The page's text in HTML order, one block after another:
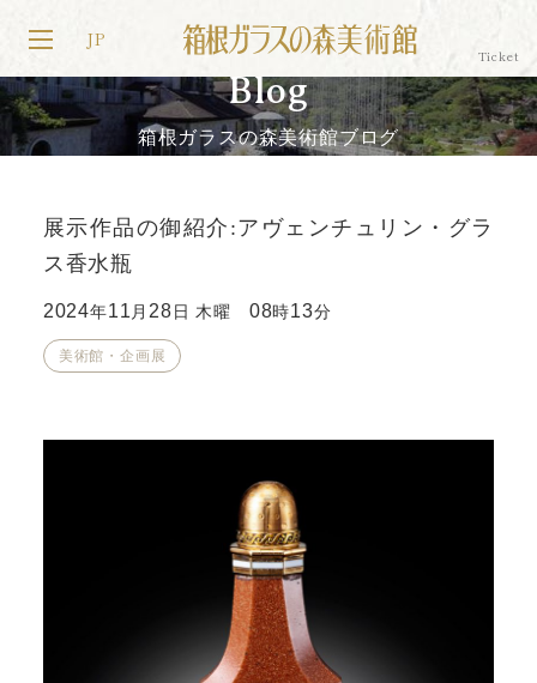
JP
Blog
箱根ガラスの森美術館ブログ
展示作品の御紹介:アヴェンチュリン・グラ
ス香水瓶
2024年11 月 28 日 木曜 08時13分
美術館・企画展